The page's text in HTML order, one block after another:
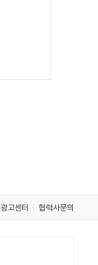
광고센터 협력사문의